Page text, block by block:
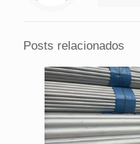
Posts relacionados